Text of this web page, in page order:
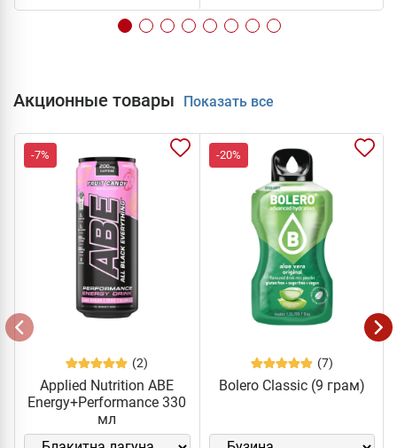
Акционные товары Показать все
-7%
(2)
Applied Nutrition ABE
Energy+Performance 330
мл
-20%
(7)
Bolero Classic (9 грам)